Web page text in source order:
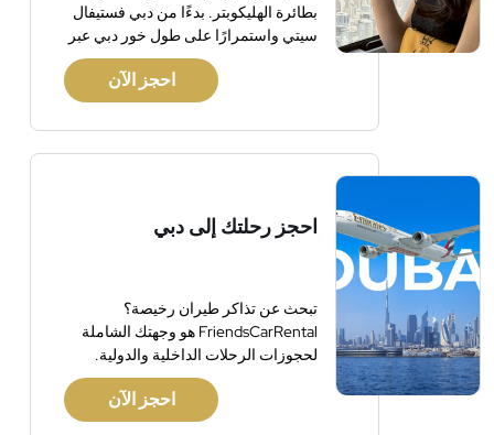
بطائرة الهليكوبتر. بدءًا من دبي فستيفال
سيتي واستمرارًا على طول خور دبي عبر
الضواحي، استكشف هذه المدينة الرائعة
بأفقها المذهل وفنادقها الفاخرة. شاهد
أطول مبنى في العالم، برج خليفة، الذي
يقع بجوار أحد أكبر مراكز التسوق في
العالم. شاهد أبراج الرياح والشواطئ
الطائرة.
احجز الآن
احجز رحلتك إلى دبي
تبحث عن تذاكر طيران رخيصة؟
FriendsCarRental هو وجهتك الشاملة
لحجوزات الرحلات الداخلية والدولية.
احجز الآن